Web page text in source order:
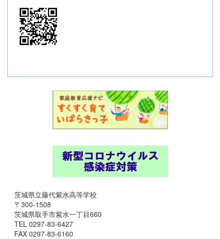
茨城県立藤代紫水高等学校
〒300-1508
茨城県取手市紫水一丁目660
TEL 0297-83-6427
FAX 0297-83-6160